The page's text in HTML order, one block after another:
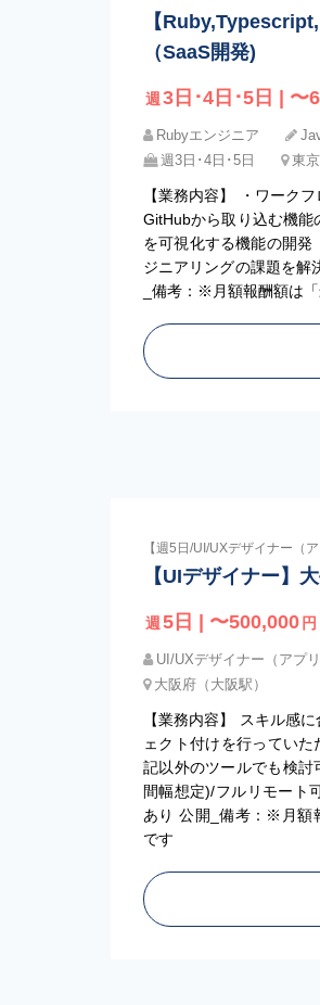
【
（SaaS開発)
週 3日･4日･5日 | 〜
Rubyエンジニア
週3日･4日･5日
東
【業務内容】 ・ワーク
GitHubから取り込む機
を可視化する機能の開発
ジニアリングの課題を解
_備考：※月額報酬額は
【週5日/UI/UXデザイナー（ア
【UIデザイナー】
週 5日 | 〜500,000 円
UI/UXデザイナー（アプリ
大阪府（大阪駅）
【業務内容】 スキル感
ェクト付けを行ってい
記以外のツールでも検
間幅想定)/フルリモート
あり 公開_備考：※月額
です